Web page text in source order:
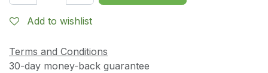
Add to wishlist
Terms and Conditions
30-day money-back guarantee